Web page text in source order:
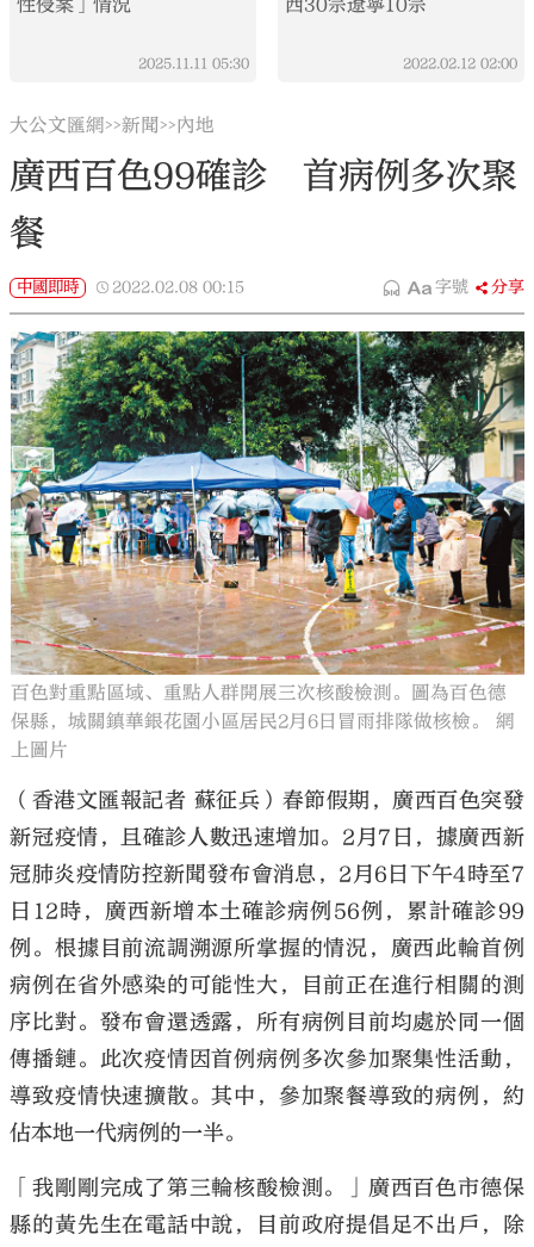
性侵案」情況
2025.11.11 05:30
西30宗遼寧10宗
2022.02.12 02:00
大公文匯網>>新聞>>內地
廣西百色99確診 首病例多次聚
餐
中國即時 2022.02.08 00:15 字號 分享
百色對重點區域、重點人群開展三次核酸檢測。圖為百色德
保縣，城關鎮華銀花園小區居民2月6日冒雨排隊做核檢。 網
上圖片
（香港文匯報記者 蘇征兵）春節假期，廣西百色突發
新冠疫情，且確診人數迅速增加。2月7日，據廣西新
冠肺炎疫情防控新聞發布會消息，2月6日下午4時至7
日12時，廣西新增本土確診病例56例，累計確診99
例。根據目前流調溯源所掌握的情況，廣西此輪首例
病例在省外感染的可能性大，目前正在進行相關的測
序比對。發布會還透露，所有病例目前均處於同一個
傳播鏈。此次疫情因首例病例多次參加聚集性活動，
導致疫情快速擴散。其中，參加聚餐導致的病例，約
佔本地一代病例的一半。
「我剛剛完成了第三輪核酸檢測。」廣西百色市德保
縣的黃先生在電話中說，目前政府提倡足不出戶，除